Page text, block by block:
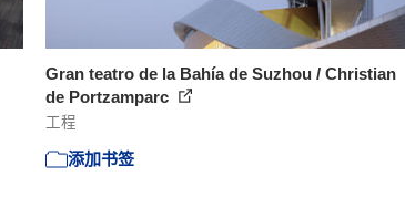
Gran teatro de la Bahía de Suzhou / Christian
de Portzamparc
工程
添加书签